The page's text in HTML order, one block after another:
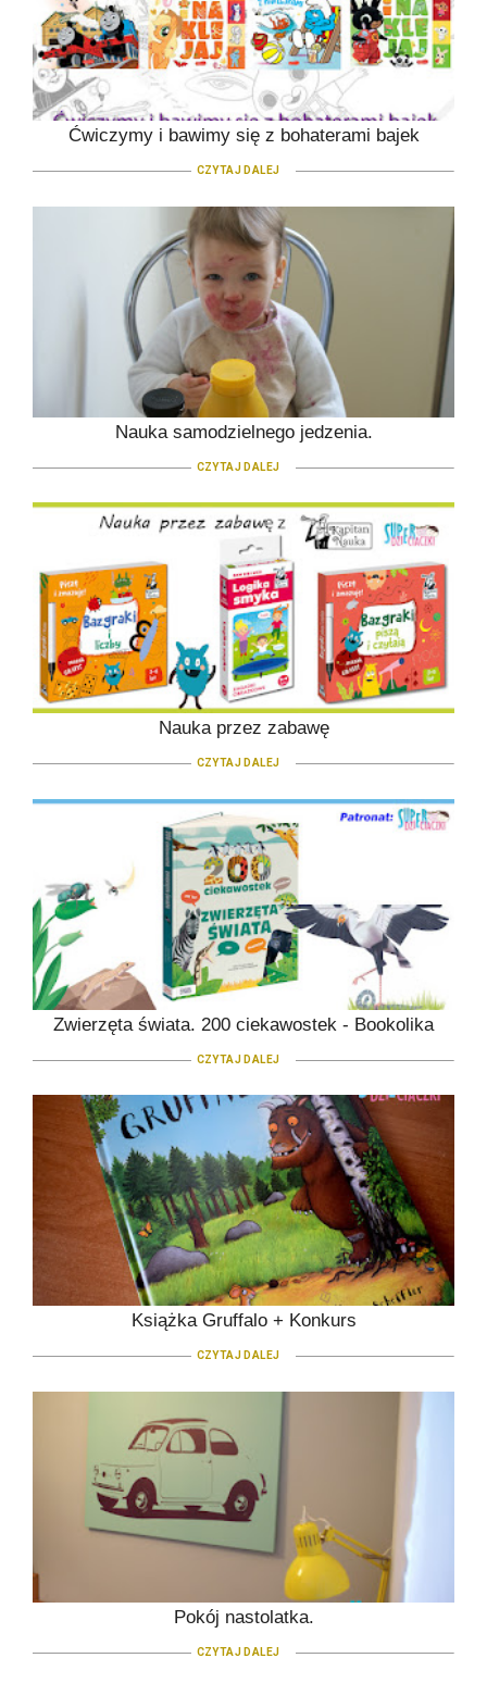
Ćwiczymy i bawimy się z bohaterami bajek
CZYTAJ DALEJ
Nauka samodzielnego jedzenia.
CZYTAJ DALEJ
Nauka przez zabawę
CZYTAJ DALEJ
Zwierzęta świata. 200 ciekawostek - Bookolika
CZYTAJ DALEJ
Książka Gruffalo + Konkurs
CZYTAJ DALEJ
Pokój nastolatka.
CZYTAJ DALEJ